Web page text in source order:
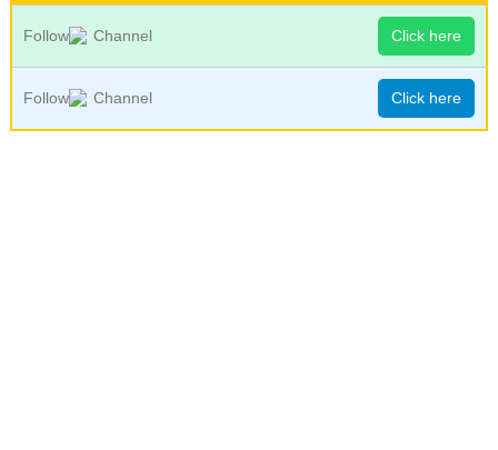
Follow Channel Click here
Follow Channel Click here